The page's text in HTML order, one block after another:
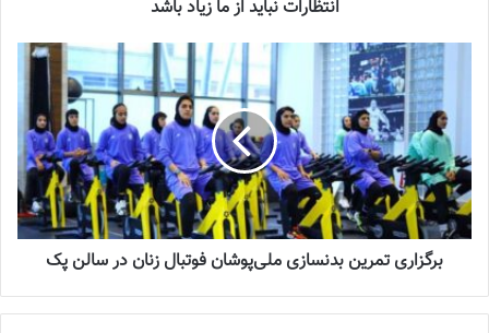
ما نمی‌توانیم انتظار معجزه از تیم ملی داشته باشیم
انتظارات نباید از ما زیاد باشد
برگزاری تمرین بدنسازی ملی‌پوشان فوتبال زنان در سالن پک